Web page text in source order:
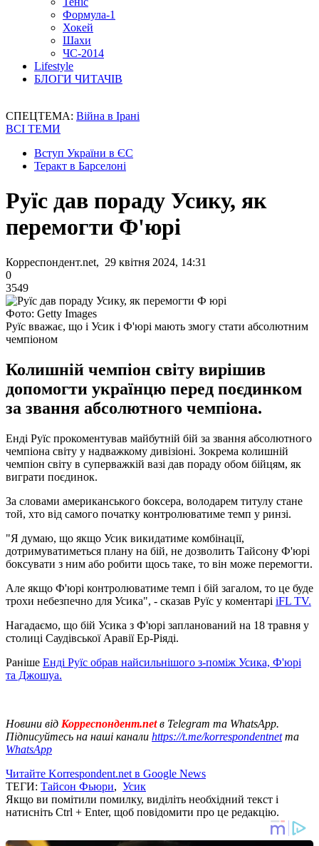
Формула-1
Хокей
Шахи
ЧС-2014
Lifestyle
БЛОГИ ЧИТАЧІВ
СПЕЦТЕМА: Війна в Ірані
ВСІ ТЕМИ
Вступ України в ЄС
Теракт в Барселоні
Руїс дав пораду Усику, як
перемогти Ф'юрі
Корреспондент.net, 29 квітня 2024, 14:31
0
3549
Фото: Getty Images
Руїс вважає, що і Усик і Ф'юрі мають змогу стати абсолютним
чемпіоном
Колишній чемпіон світу вирішив
допомогти українцю перед поєдинком
за звання абсолютного чемпіона.
Енді Руїс прокоментував майбутній бій за звання абсолютного
чемпіона світу у надважкому дивізіоні. Зокрема колишній
чемпіон світу в суперважкій вазі дав пораду обом бійцям, як
виграти поєдинок.
За словами американського боксера, володарем титулу стане
той, хто від самого початку контролюватиме темп у ринзі.
"Я думаю, що якщо Усик викидатиме комбінації,
дотримуватиметься плану на бій, не дозволить Тайсону Ф'юрі
боксувати з ним або робити щось таке, то він може перемогти.
Але якщо Ф'юрі контролюватиме темп і бій загалом, то це буде
трохи небезпечно для Усика", - сказав Руїс у коментарі iFL TV.
Нагадаємо, що бій Усика з Ф'юрі запланований на 18 травня у
столиці Саудівської Аравії Ер-Ріяді.
Раніше Енді Руїс обрав найсильнішого з-поміж Усика, Ф'юрі
та Джошуа.
Новини від Корреспондент.netв Telegram та WhatsApp.
Підписуйтесь на наші канали https://t.me/korrespondentnetта
WhatsApp
Читайте Korrespondent.net в Google News
ТЕГИ: Тайсон Фьюри, Усик
Якщо ви помітили помилку, виділіть необхідний текст і
натисніть Ctrl + Enter, щоб повідомити про це редакцію.